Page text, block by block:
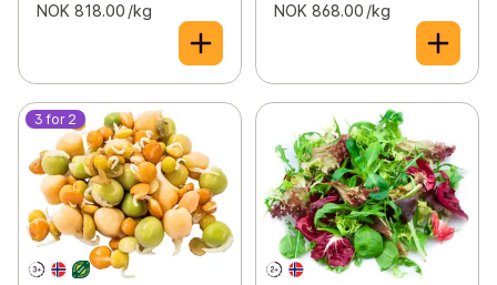
NOK 818.00 /kg NOK 868.00 /kg
3 for 2